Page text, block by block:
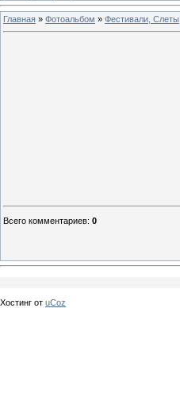
Главная » Фотоальбом » Фестивали, Слеты
Всего комментариев: 0
Хостинг от uCoz